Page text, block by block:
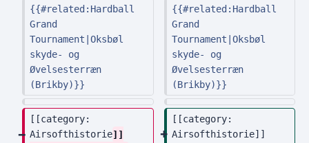
m
r
{{#related:Hardball
Grand
Tournament|Oksbøl
skyde- og
Øvelsesterræn
(Brikby)}}
{{#related:Hardball
Grand
Tournament|Oksbøl
skyde- og
Øvelsesterræn
(Brikby)}}
[[category:
Airsofthistorie]]
[[category:
Airsofthistorie]]